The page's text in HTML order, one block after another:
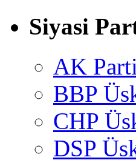
Siyasi
AK
BBP
CHP
DSP